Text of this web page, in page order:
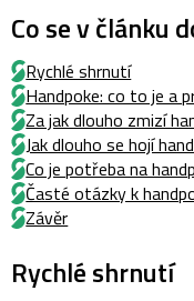
Co se v článku
Rychlé shrnutí
Handpoke: co to je a
Za jak dlouho zmizí
Jak dlouho se hojí
Co je potřeba na
Časté otázky k
Závěr
Rychlé shrnutí